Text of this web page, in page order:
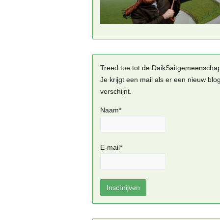
Treed toe tot de
Je krijgt een mail als er een nieuw
verschijnt.
Naam*
E-mail*